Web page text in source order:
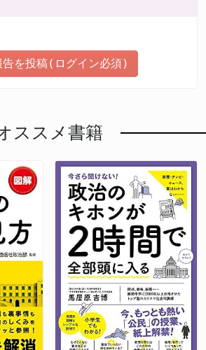
告を投稿(ログイン必須)
ススメ書籍